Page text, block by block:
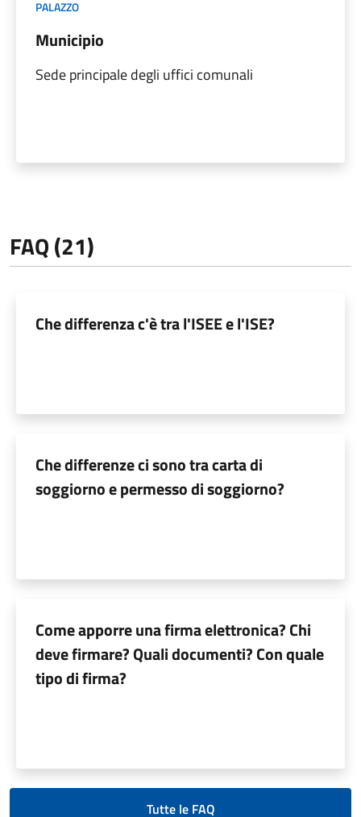
PALAZZO
Municipio
Sede principale degli uffici comunali
FAQ (21)
Che differenza c'è tra l'ISEE e l'ISE?
Che differenze ci sono tra carta di
soggiorno e permesso di soggiorno?
Come apporre una firma elettronica? Chi
deve firmare? Quali documenti? Con quale
tipo di firma?
Tutte le FAQ